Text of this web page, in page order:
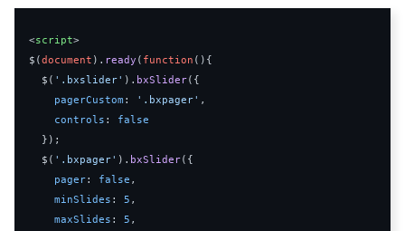
<script>
$ (document ). ready ( function ( ){
  $
( '.bxslider' ). bxSlider({
pagerCustom : '.bxpager' ,
controls :
false
});
  $
( '.bxpager' ). bxSlider({
pager: false ,
minSlides : 5 ,
maxSlides : 5 ,